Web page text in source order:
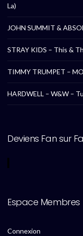
La)
JOHN SUMMIT &
STRAY KIDS – This &
TIMMY TRUMPET –
HARDWELL – W&W –
Deviens Fan sur
Espace Membres
Connexion